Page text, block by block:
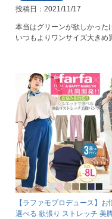
投稿日 2021/11/17
本当はグリーンが欲しかった
いつもよりワンサイズ大きめ
【ラファモプロデュース】
選べる 欲張り ストレッチ 美